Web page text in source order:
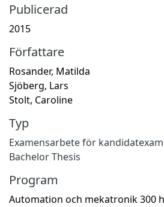
Publicerad
2015
Författare
Rosander, Matilda
Sjöberg, Lars
Stolt, Caroline
Typ
Examensarbete för
Bachelor Thesis
Program
Automation och mekatronik 300